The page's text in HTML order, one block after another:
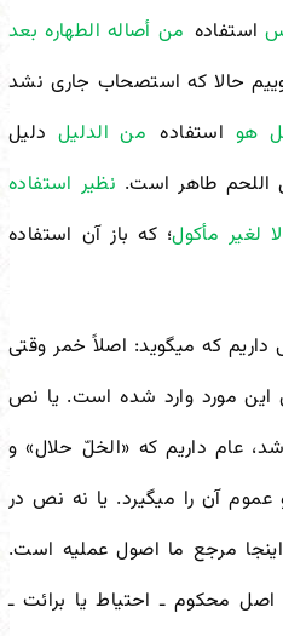
استفاده من أصاله الطهاره بعد
حالا که استصحاب جاری نشد
هو استفاده من الدلیل دلیل
اللحم طاهر است. نظیر استفاده
لغیر مأکول؛ که باز آن استفاده
که میگوید: اصلاً خمر وقتی
مورد وارد شده است. یا نص
عام داریم که «الخلّ حلال» و
آن را میگیرد. یا نه نص در
اینجا مرجع ما اصول عملیه است.
محکوم ـ احتیاط یا برائت ـ